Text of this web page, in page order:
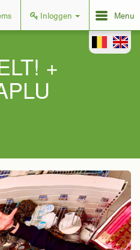
Inloggen Menu
+